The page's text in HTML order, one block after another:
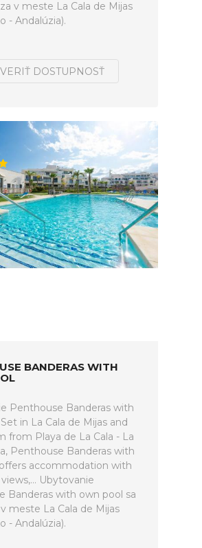
v meste La Cala de Mijas
- Andalúzia).
DOSTUPNOSŤ
BANDERAS WITH
Penthouse Banderas with
in La Cala de Mijas and
from Playa de La Cala - La
Penthouse Banderas with
accommodation with
Ubytovanie
Banderas with own pool sa
meste La Cala de Mijas
- Andalúzia).